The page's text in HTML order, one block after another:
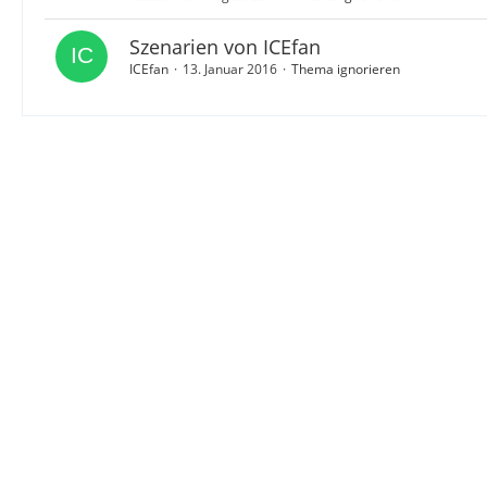
Szenarien von ICEfan
ICEfan 13. Januar 2016 Thema ignorieren